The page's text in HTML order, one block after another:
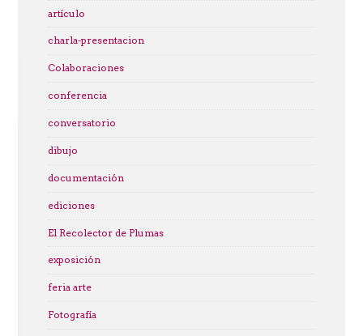
artículo
charla-presentacion
Colaboraciones
conferencia
conversatorio
dibujo
documentación
ediciones
El Recolector de Plumas
exposición
feria arte
Fotografía